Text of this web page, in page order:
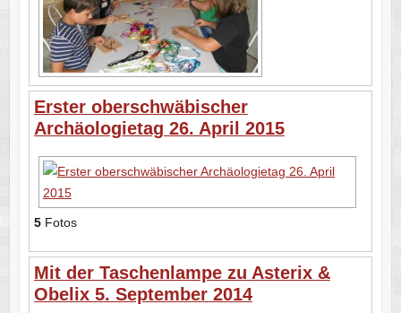
Erster oberschwäbischer
Archäologietag 26. April 2015
5Fotos
Mit der Taschenlampe zu Asterix &
Obelix 5. September 2014